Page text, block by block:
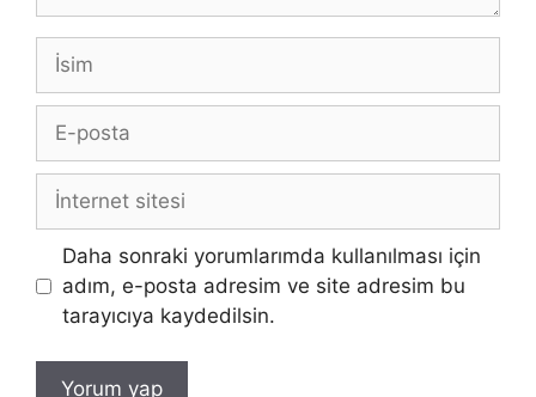
İsim
posta
İnternet
sitesi
Daha sonraki yorumlarımda kullanılması için
adım, e-posta adresim ve site adresim bu
tarayıcıya kaydedilsin.